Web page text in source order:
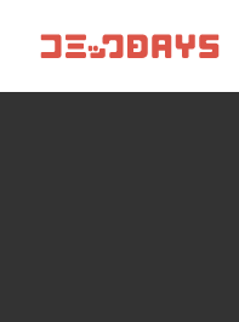
コミックDAYS